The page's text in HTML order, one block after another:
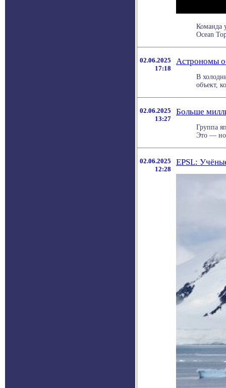
Команда
Ocean
02.06.2025
17:18
Астрономы
В
объект,
02.06.2025
13:27
Больше
Группа
Это —
02.06.2025
12:28
EPSL: